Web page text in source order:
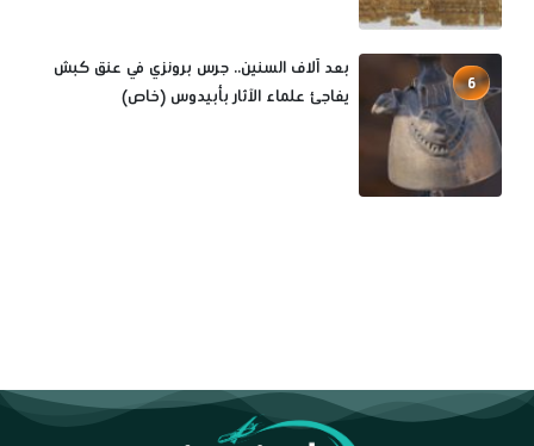
6
بعد آلاف السنين.. جرس برونزي في عنق كبش
يفاجئ علماء الآثار بأبيدوس (خاص)